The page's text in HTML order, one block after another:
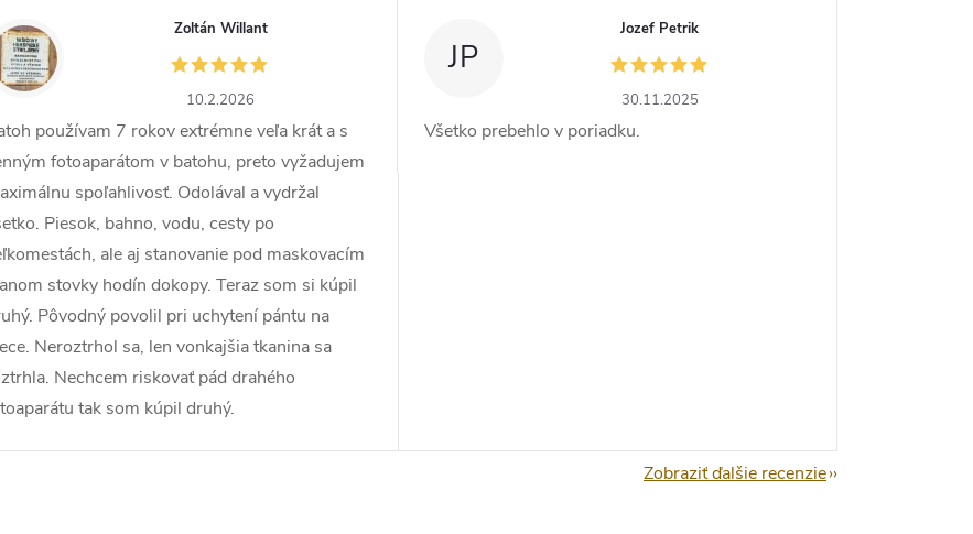
ZW
Zoltán Willant
10.2.2026
používam 7 rokov extrémne veľa krát a s
fotoaparátom v batohu, preto vyžadujem
spoľahlivosť. Odolával a vydržal
Piesok, bahno, vodu, cesty po
ale aj stanovanie pod maskovacím
stovky hodín dokopy. Teraz som si kúpil
Pôvodný povolil pri uchytení pántu na
Neroztrhol sa, len vonkajšia tkanina sa
Nechcem riskovať pád drahého
tak som kúpil druhý.
JP
Jozef Petrik
30.11.2025
Všetko prebehlo v poriadku.
Zobraziť ďalšie recenzie